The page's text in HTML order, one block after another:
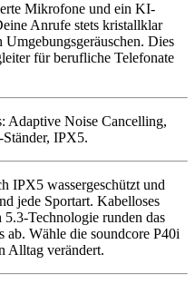
Mikrofone und ein KI-
Anrufe stets kristallklar
Dies
für berufliche Telefonate
IPX5 wassergeschützt und
jede Sportart. Kabelloses
Technologie runden das
ab. Wähle die soundcore P40i
Alltag verändert.